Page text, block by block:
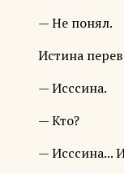
— Не понял.
Истина
— Исссина.
— Кто?
— Исссина...